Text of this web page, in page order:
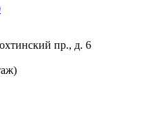
пр., д. 6